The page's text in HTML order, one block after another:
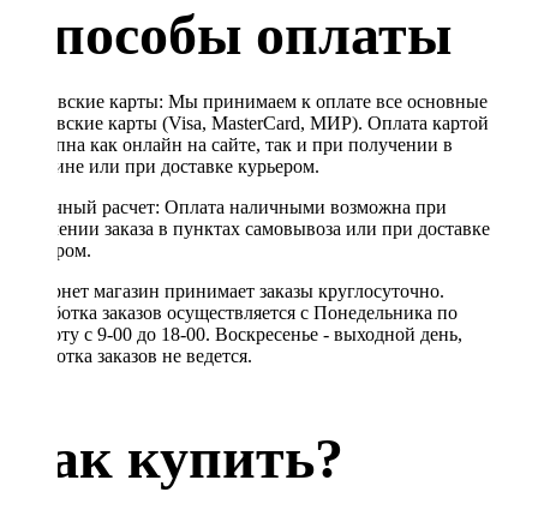
Способы оплаты
Банковские карты: Мы принимаем к оплате все основные
банковские карты (Visa, MasterCard, МИР). Оплата картой
доступна как онлайн на сайте, так и при получении в
магазине или при доставке курьером.
Наличный расчет: Оплата наличными возможна при
получении заказа в пунктах самовывоза или при доставке
курьером.
Интернет магазин принимает заказы круглосуточно.
Обработка заказов осуществляется с Понедельника по
Субботу с 9-00 до 18-00. Воскресенье - выходной день,
обработка заказов не ведется.
Как купить?